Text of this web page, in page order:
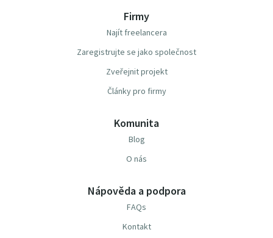
Firmy
Najít freelancera
Zaregistrujte se jako společnost
Zveřejnit projekt
Články pro firmy
Komunita
Blog
O nás
Nápověda a podpora
FAQs
Kontakt